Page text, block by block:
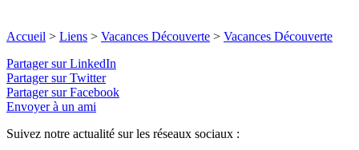
Accueil > Liens > Vacances Découverte > Vacances Découverte
Partager sur LinkedIn
Partager sur Twitter
Partager sur Facebook
Envoyer à un ami
Suivez notre actualité sur les réseaux sociaux :